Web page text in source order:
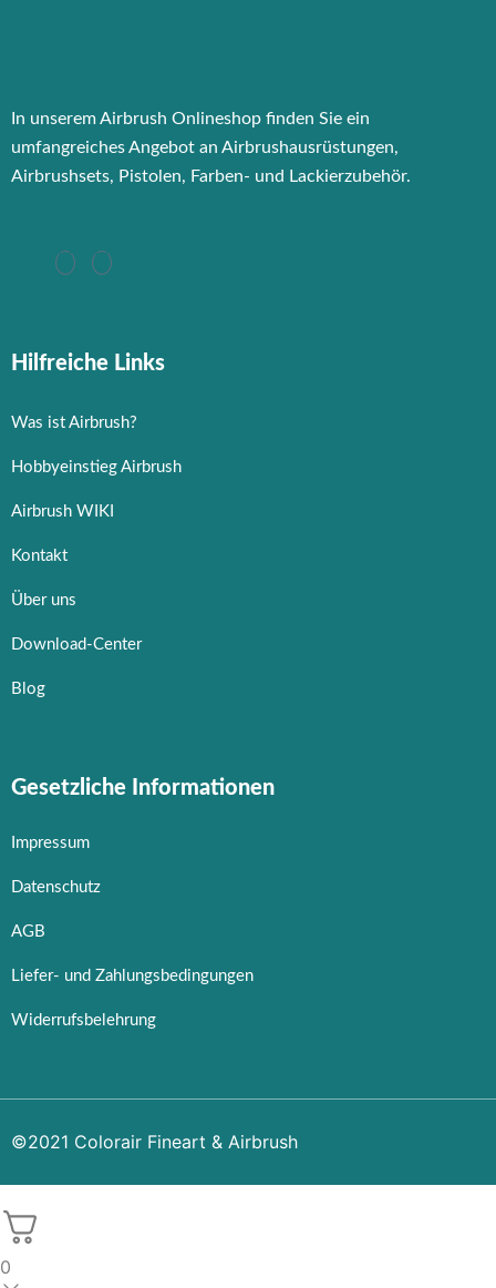
In unserem Airbrush Onlineshop finden Sie ein
umfangreiches Angebot an Airbrushausrüstungen,
Airbrushsets, Pistolen, Farben- und Lackierzubehör.
Hilfreiche Links
Was ist Airbrush?
Hobbyeinstieg Airbrush
Airbrush WIKI
Kontakt
Über uns
Download-Center
Blog
Gesetzliche Informationen
Impressum
Datenschutz
AGB
Liefer- und Zahlungsbedingungen
Widerrufsbelehrung
©2021 Colorair Fineart & Airbrush
0